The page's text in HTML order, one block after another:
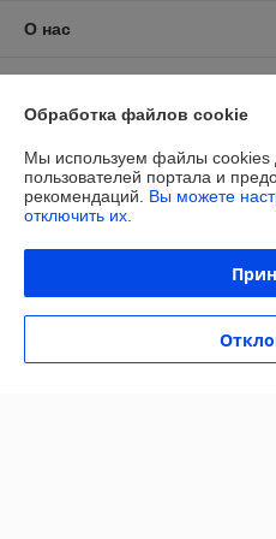
О нас
График работы
Полная версия сайта
Политика обработки cookies
Сайт создан на платформе
Обработка файлов cookie
Мы используем файлы cookies
пользователей портала и
рекомендаций. Вы можете
отключить их.